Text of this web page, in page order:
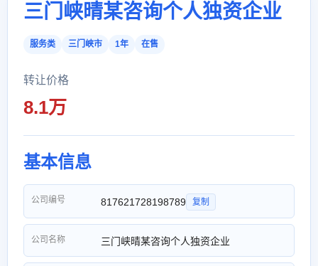
三门峡晴某咨询个人独资企业
服务类 三门峡市 1年 在售
转让价格
8.1万
基本信息
公司编号 817621728198789 复制
公司名称 三门峡晴某咨询个人独资企业